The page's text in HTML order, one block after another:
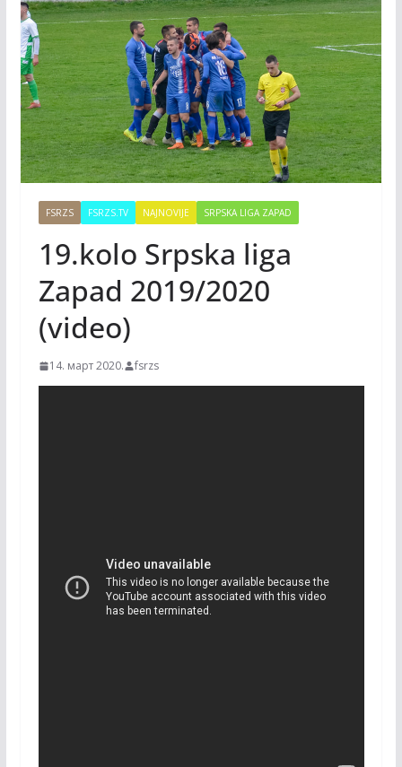
FSRZS FSRZS.TV NAJNOVIJE SRPSKA LIGA ZAPAD
19.kolo Srpska liga
Zapad 2019/2020
(video)
14. март 2020. fsrzs